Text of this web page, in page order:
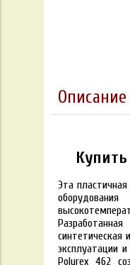
Описание
Эта
эксплуатации
Polyrex 462